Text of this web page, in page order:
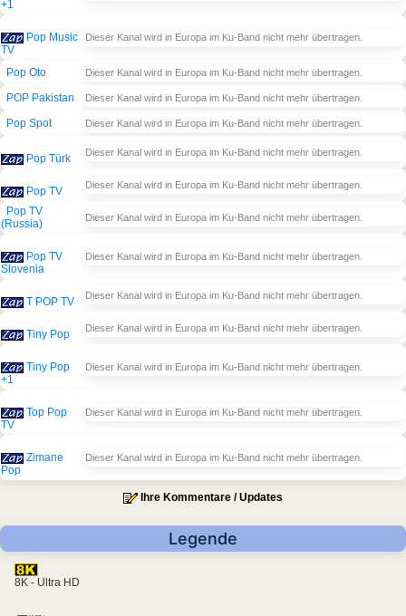
+1
Pop Music
TV
Dieser Kanal wird in Europa im Ku-Band nicht mehr übertragen.
Pop Oto Dieser Kanal wird in Europa im Ku-Band nicht mehr übertragen.
POP Pakistan Dieser Kanal wird in Europa im Ku-Band nicht mehr übertragen.
Pop Spot Dieser Kanal wird in Europa im Ku-Band nicht mehr übertragen.
Pop Türk Dieser Kanal wird in Europa im Ku-Band nicht mehr übertragen.
Pop TV Dieser Kanal wird in Europa im Ku-Band nicht mehr übertragen.
Pop TV
(Russia)
Dieser Kanal wird in Europa im Ku-Band nicht mehr übertragen.
Pop TV
Slovenia
Dieser Kanal wird in Europa im Ku-Band nicht mehr übertragen.
T POP TV Dieser Kanal wird in Europa im Ku-Band nicht mehr übertragen.
Tiny Pop Dieser Kanal wird in Europa im Ku-Band nicht mehr übertragen.
Tiny Pop
+1
Dieser Kanal wird in Europa im Ku-Band nicht mehr übertragen.
Top Pop
TV
Dieser Kanal wird in Europa im Ku-Band nicht mehr übertragen.
Zimane
Pop
Dieser Kanal wird in Europa im Ku-Band nicht mehr übertragen.
Ihre Kommentare / Updates
Legende
8K - Ultra HD